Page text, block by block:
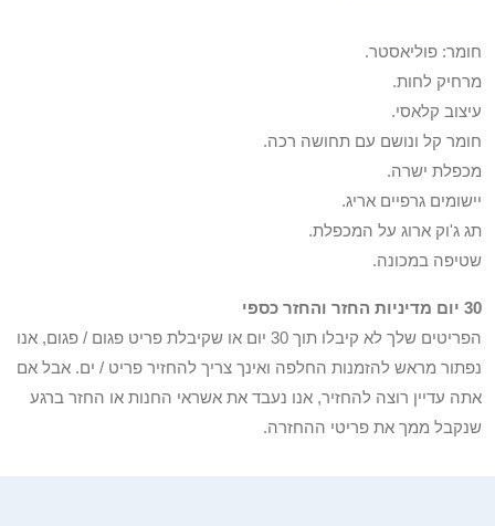
חומר: פוליאסטר.
מרחיק לחות.
עיצוב קלאסי.
חומר קל ונושם עם תחושה רכה.
מכפלת ישרה.
יישומים גרפיים אריג.
תג ג'וק ארוג על המכפלת.
שטיפה במכונה.
30 יום מדיניות החזר והחזר כספי
הפריטים שלך לא קיבלו תוך 30 יום או שקיבלת פריט פגום / פגום, אנו
נפתור מראש להזמנות החלפה ואינך צריך להחזיר פריט / ים. אבל אם
אתה עדיין רוצה להחזיר, אנו נעבד את אשראי החנות או החזר ברגע
שנקבל ממך את פריטי ההחזרה.